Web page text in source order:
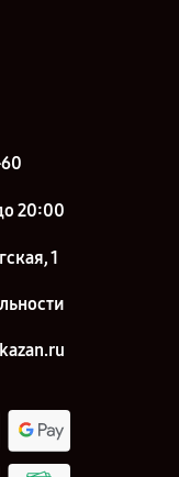
20:00
1